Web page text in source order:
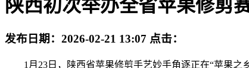
陕西初次举办全省苹果修剪
发布日期： 2026-02-21 13:07 点击：
1月23日，陕西省苹果修剪手艺妙手角逐正在“苹果之